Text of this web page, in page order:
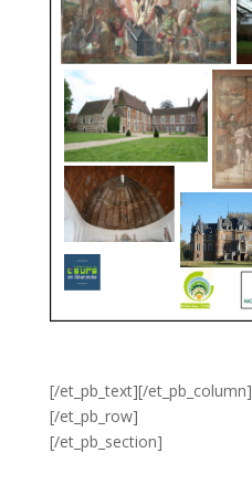
[/et_pb_text][/et_pb_column]
[/et_pb_row]
[/et_pb_section]